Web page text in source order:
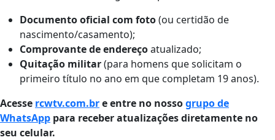
Documento oficial com foto(ou certidão de
nascimento/casamento);
Comprovante de endereçoatualizado;
Quitação militar(para homens que solicitam o
primeiro título no ano em que completam 19 anos).
Acesse rcwtv.com.bre entre no nossogrupo de
WhatsApp para receber atualizações diretamente no
seu celular.